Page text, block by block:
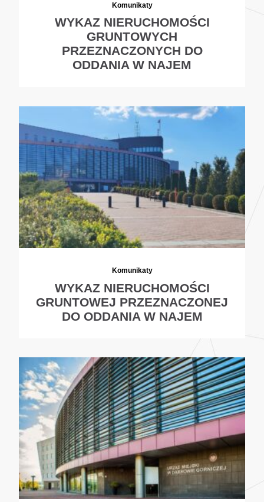
Komunikaty
WYKAZ NIERUCHOMOŚCI
GRUNTOWYCH
PRZEZNACZONYCH DO
ODDANIA W NAJEM
Komunikaty
WYKAZ NIERUCHOMOŚCI
GRUNTOWEJ PRZEZNACZONEJ
DO ODDANIA W NAJEM